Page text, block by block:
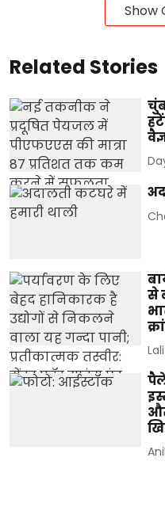
Show
Related Stories
से